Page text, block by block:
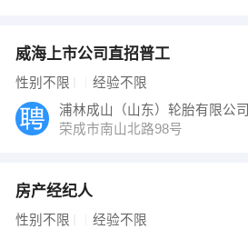
威海上市公司直招普工
性别不限 经验不限
浦林成山（山东）轮胎有限公司
荣成市南山北路98号
房产经纪人
性别不限 经验不限